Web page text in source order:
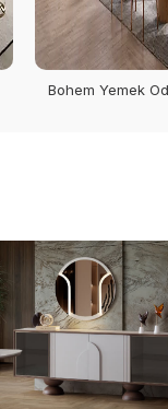
Bohem Yemek